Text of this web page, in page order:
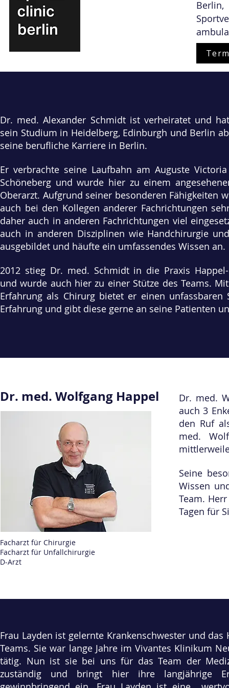
Dr. med. Alexander Schmidt ist verheiratet und
sein Studium in Heidelberg, Edinburgh und Berlin
seine berufliche Karriere in Berlin.
Er verbrachte seine Laufbahn am Auguste
Schöneberg und wurde hier zu einem
Oberarzt. Aufgrund seiner besonderen Fähigkeiten
auch bei den Kollegen anderer Fachrichtungen
daher auch in anderen Fachrichtungen viel
auch in anderen Disziplinen wie Handchirurgie
ausgebildet und häufte ein umfassendes Wissen an.
2012 stieg Dr. med. Schmidt in die Praxis
und wurde auch hier zu einer Stütze des Teams.
Erfahrung als Chirurg bietet er einen unfassbaren
Erfahrung und gibt diese gerne an seine Patienten
Dr. med. Wolfgang Happel
Dr. med.
auch 3
den Ruf
med.
Seine
Wissen
Team.
Tagen für
Facharzt für Chirurgie
Facharzt für Unfallchirurgie
D-Arzt
Frau Layden ist gelernte Krankenschwester und das
Teams. Sie war lange Jahre im Vivantes Klinikum
tätig. Nun ist sie bei uns für das Team der
zuständig und bringt hier ihre langjährige